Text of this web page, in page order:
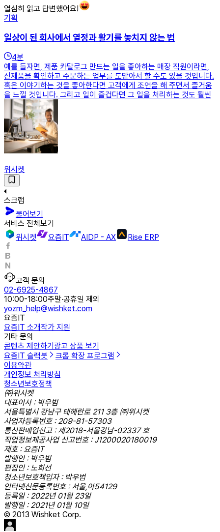
열심히 읽고 답변했어요!
기획
일상이 된 회사에서 열정과 활기를 놓치지 않는 법
4분
예를 들자면, 제품 카탈로그 만드는 일을 좋아하는 매장 직원이라면,
신제품을 확인하고 주문하는 업무를 도맡아서 할 수도 있을 것입니다.
혹은 이야기하는 것을 좋아한다면 고객에게 조언을 해 주면서 즐거움
을 느낄 것입니다. 그리고 일이 즐겁다면 그 일을 처리하는 것도 훨씬
위시켓
스크랩
물어보기
서비스 전체보기
위시켓
요즘IT AIDP - AX Rise ERP
고객 문의
02-6925-4867
10:00-18:00주말·공휴일 제외
yozm_help@wishket.com
요즘IT
요즘IT 소개작가 지원
기타 문의
콘텐츠 제안하기 광고 상품 보기
요즘IT 슬랙봇
크롬 확장 프로그램
이용약관
개인정보 처리방침
청소년보호정책
㈜위시켓
대표이사 : 박우범
서울특별시 강남구 테헤란로 211 3층 ㈜위시켓
사업자등록번호 : 209-81-57303
통신판매업신고 : 제2018-서울강남-02337 호
직업정보제공사업 신고번호 : J1200020180019
제호 : 요즘IT
발행인 : 박우범
편집인 : 노희선
청소년보호책임자 : 박우범
인터넷신문등록번호 : 서울,아54129
등록일 : 2022년 01월 23일
발행일 : 2021년 01월 10일
© 2013 Wishket Corp.